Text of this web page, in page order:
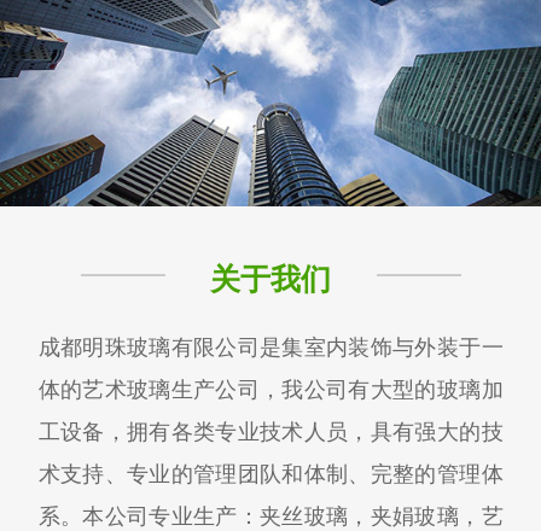
关于我们
成都明珠玻璃有限公司是集室内装饰与外装于一
体的艺术玻璃生产公司，我公司有大型的玻璃加
工设备，拥有各类专业技术人员，具有强大的技
术支持、专业的管理团队和体制、完整的管理体
系。本公司专业生产：夹丝玻璃，夹娟玻璃，艺